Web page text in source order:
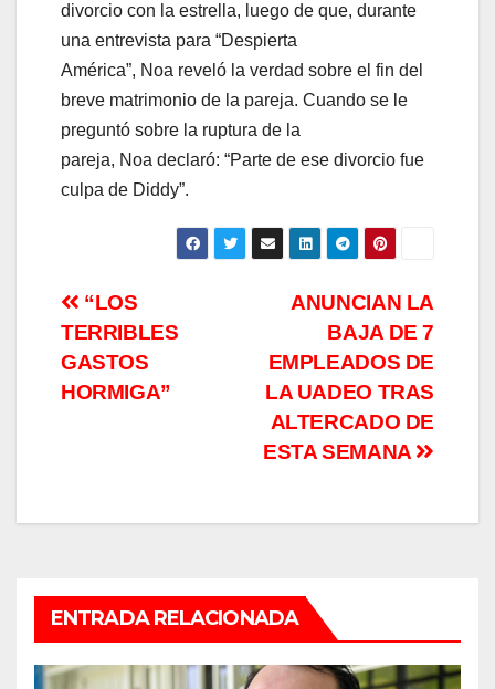
divorcio con la estrella, luego de que, durante
una entrevista para “Despierta
América”, Noa reveló la verdad sobre el fin del
breve matrimonio de la pareja. Cuando se le
preguntó sobre la ruptura de la
pareja, Noa declaró: “Parte de ese divorcio fue
culpa de Diddy”.
Navegación
de
entradas
ANUNCIAN LA
BAJA DE 7
EMPLEADOS DE
LA UADEO TRAS
ALTERCADO DE
ESTA SEMANA
“LOS
TERRIBLES
GASTOS
HORMIGA”
ENTRADA RELACIONADA